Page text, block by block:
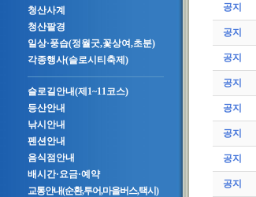
청산사계
청산팔경
일상·풍습(정월굿,꽃상여,초분)
각종행사(슬로시티축제)
슬로길안내(제1~11코스)
등산안내
낚시안내
펜션안내
음식점안내
배시간·요금·예약
교통안내(순환,투어,마을버스,택시)
공지
공지
공지
공지
공지
공지
공지
공지